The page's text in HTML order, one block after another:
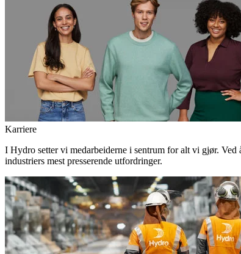
Karriere
I Hydro setter vi medarbeiderne i sentrum for alt vi gjør.
industriers mest presserende utfordringer.